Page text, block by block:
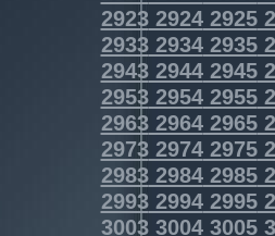
292329242925
293329342935
294329442945
295329542955
296329642965
297329742975
298329842985
299329942995
300330043005